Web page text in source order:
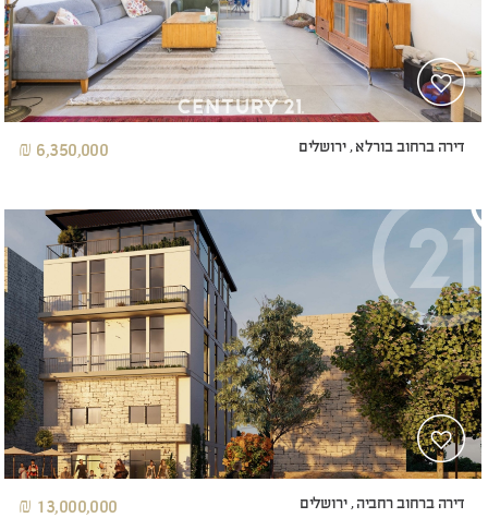
דירה ברחוב בורלא , ירושלים 6,350,000 ₪
דירה ברחוב רחביה , ירושלים 13,000,000 ₪